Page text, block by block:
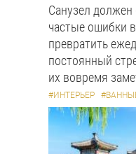
Санузел
частые ошибки
превратить
постоянный
их вовремя
#ИНТЕРЬЕР